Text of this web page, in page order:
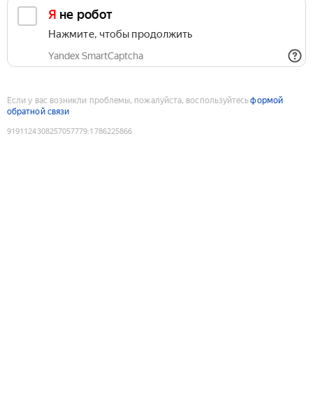
Я не робот
Нажмите, чтобы продолжить
Yandex SmartCaptcha
Если у вас возникли проблемы, пожалуйста, воспользуйтесьформой
обратной связи
9191124308257057779:1786225866